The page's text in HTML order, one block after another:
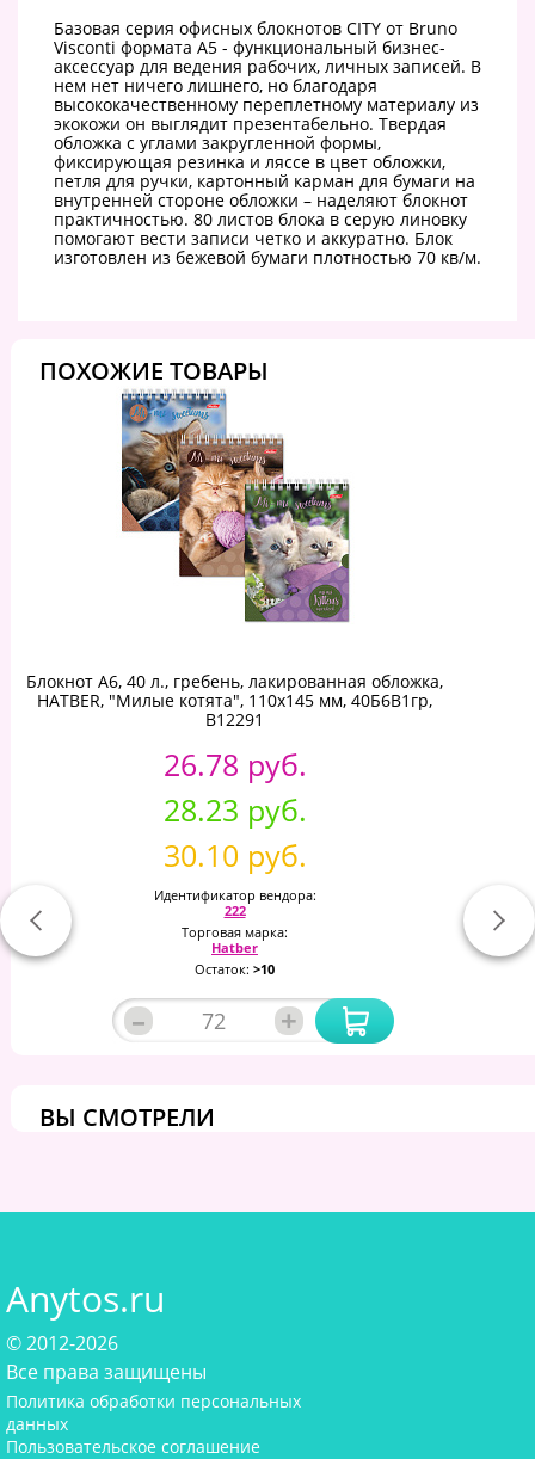
Базовая серия офисных блокнотов CITY от Bruno
Visconti формата А5 - функциональный бизнес-
аксессуар для ведения рабочих, личных записей. В
нем нет ничего лишнего, но благодаря
высококачественному переплетному материалу из
экокожи он выглядит презентабельно. Твердая
обложка с углами закругленной формы,
фиксирующая резинка и ляссе в цвет обложки,
петля для ручки, картонный карман для бумаги на
внутренней стороне обложки – наделяют блокнот
практичностью. 80 листов блока в серую линовку
помогают вести записи четко и аккуратно. Блок
изготовлен из бежевой бумаги плотностью 70 кв/м.
ПОХОЖИЕ ТОВАРЫ
Блокнот А6, 40 л., гребень, лакированная обложка,
HATBER, "Милые котята", 110х145 мм, 40Б6B1гр,
В12291
26.78 руб.
28.23 руб.
30.10 руб.
Идентификатор вендора:
222
Торговая марка:
Hatber
Остаток: >10
– +
ВЫ СМОТРЕЛИ
Anytos.ru
© 2012-2026
Все права защищены
Политика обработки персональных
данных
Пользовательское соглашение